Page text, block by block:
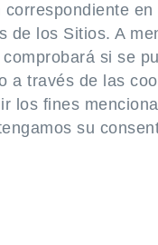
los Sitios. A
si se
través de las
los fines
su